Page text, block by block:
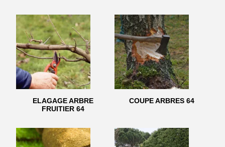
ELAGAGE ARBRE
FRUITIER 64
COUPE ARBRES 64